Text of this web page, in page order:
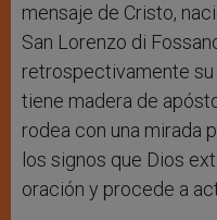
mensaje de Cristo,
San Lorenzo di
retrospectivamente
tiene madera de
rodea con una mirada
los signos que Dios
oración y procede a